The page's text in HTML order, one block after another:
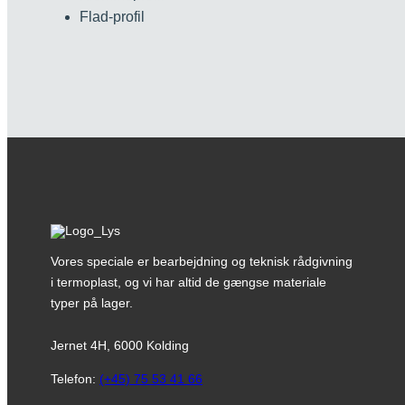
Flad-profil
Vores speciale er bearbejdning og teknisk rådgivning
i termoplast, og vi har altid de gængse materiale
typer på lager.
Jernet 4H, 6000 Kolding
Telefon: (+45) 75 53 41 66